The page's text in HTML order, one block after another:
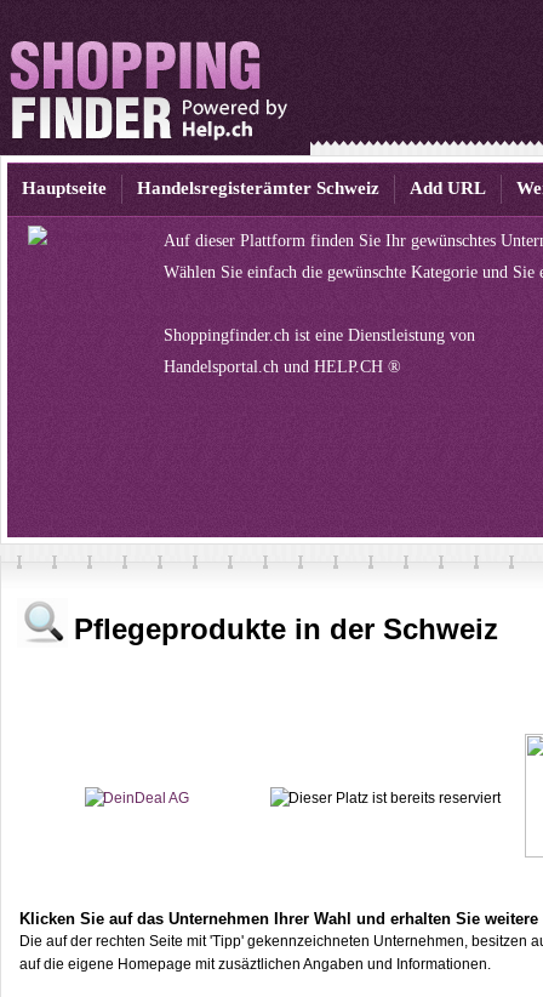
Hauptseite Handelsregisterämter Schweiz Add URL
Auf dieser Plattform finden Sie Ihr gewünschtes
Wählen Sie einfach die gewünschte Kategorie und
Shoppingfinder.ch ist eine Dienstleistung von
Handelsportal.ch und HELP.CH ®
Pflegeprodukte in der Schweiz
Klicken Sie auf das Unternehmen Ihrer Wahl und erhalten Sie
Die auf der rechten Seite mit 'Tipp' gekennzeichneten Unternehmen, besitzen
auf die eigene Homepage mit zusäztlichen Angaben und Informationen.